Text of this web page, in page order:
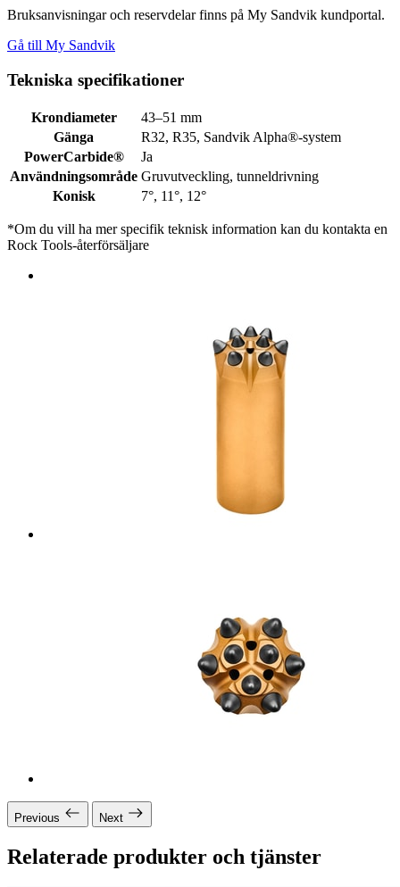
Bruksanvisningar och reservdelar finns på My Sandvik kundportal.
Gå till My Sandvik
Tekniska specifikationer
Krondiameter
43–51 mm
Gänga
R32, R35, Sandvik Alpha®-system
PowerCarbide®
Ja
Användningsområde Gruvutveckling, tunneldrivning
Konisk
7°, 11°, 12°
*Om du vill ha mer specifik teknisk information kan du kontakta en
Rock Tools-återförsäljare
Previous Next
Relaterade produkter och tjänster